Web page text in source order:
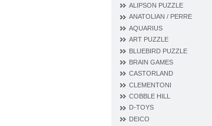
ALIPSON PUZZLE
ANATOLIAN / PERRE
AQUARIUS
ART PUZZLE
BLUEBIRD PUZZLE
BRAIN GAMES
CASTORLAND
CLEMENTONI
COBBLE HILL
D‐TOYS
DEICO